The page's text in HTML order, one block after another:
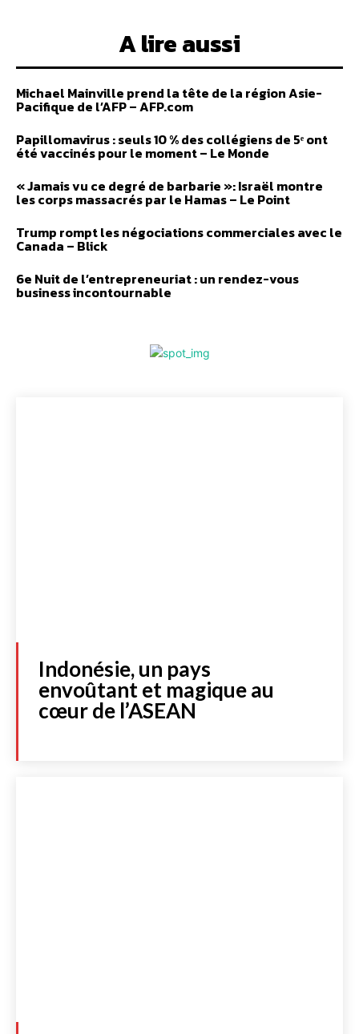
A lire aussi
Michael Mainville prend la tête de la région Asie-
Pacifique de l’AFP – AFP.com
Papillomavirus : seuls 10 % des collégiens de 5ᵉ ont
été vaccinés pour le moment – Le Monde
« Jamais vu ce degré de barbarie »: Israël montre
les corps massacrés par le Hamas – Le Point
Trump rompt les négociations commerciales avec le
Canada – Blick
6e Nuit de l’entrepreneuriat : un rendez-vous
business incontournable
Indonésie, un pays
envoûtant et magique au
cœur de l’ASEAN